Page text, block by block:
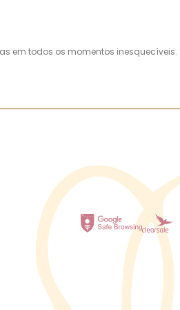
em todos os momentos inesquecíveis.